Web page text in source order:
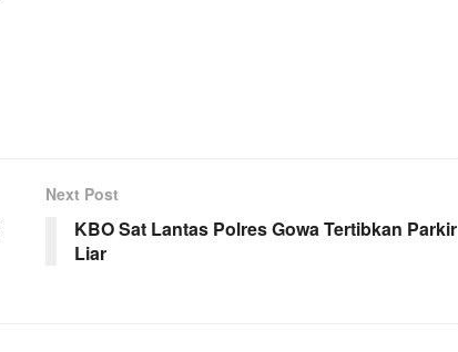
Next Post
KBO Sat Lantas Polres Gowa Tertibkan Parkir
Liar